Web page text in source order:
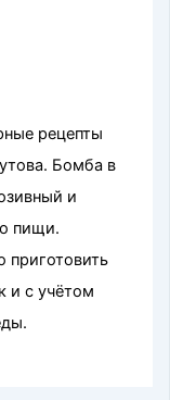
рецепты
Бомба в
и
пищи.
приготовить
и с учётом